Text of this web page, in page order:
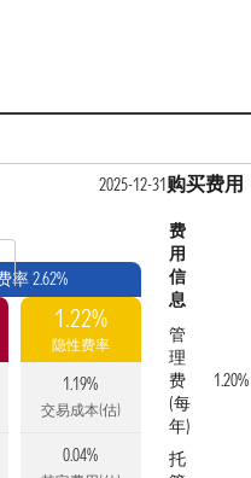
2025-12-31
率 2.62%
1.22%
隐性费率
1.19%
交易成本(估)
0.04%
购买费用
费
用
信
息
管
理
费
(每
年)
1.20%
托